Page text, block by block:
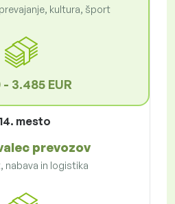
kultura, šport
- 3.485 EUR
mesto
prevozov
nabava in logistika